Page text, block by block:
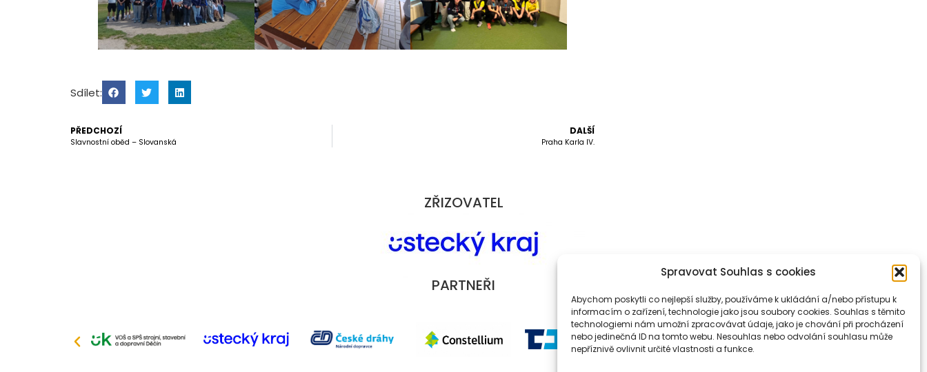
Spravovat Souhlas s cookies
Abychom poskytli co nejlepší služby, používáme k ukládání a/nebo přístupu k
informacím o zařízení, technologie jako jsou soubory cookies. Souhlas s těmito
technologiemi nám umožní zpracovávat údaje, jako je chování při procházení
nebo jedinečná ID na tomto webu. Nesouhlas nebo odvolání souhlasu může
nepříznivě ovlivnit určité vlastnosti a funkce.
Sdílet:
PŘEDCHOZÍ
Slavnostní oběd – Slovanská
DALŠÍ
Praha Karla IV.
ZŘIZOVATEL
PARTNEŘI